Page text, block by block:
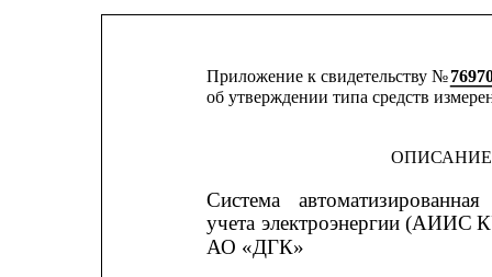
Приложение к свидетельству №
об утверждении типа средств
ОПИСАНИЕ
Система
автоматизированная
учета электроэнергии (АИИС
АО «ДГК»